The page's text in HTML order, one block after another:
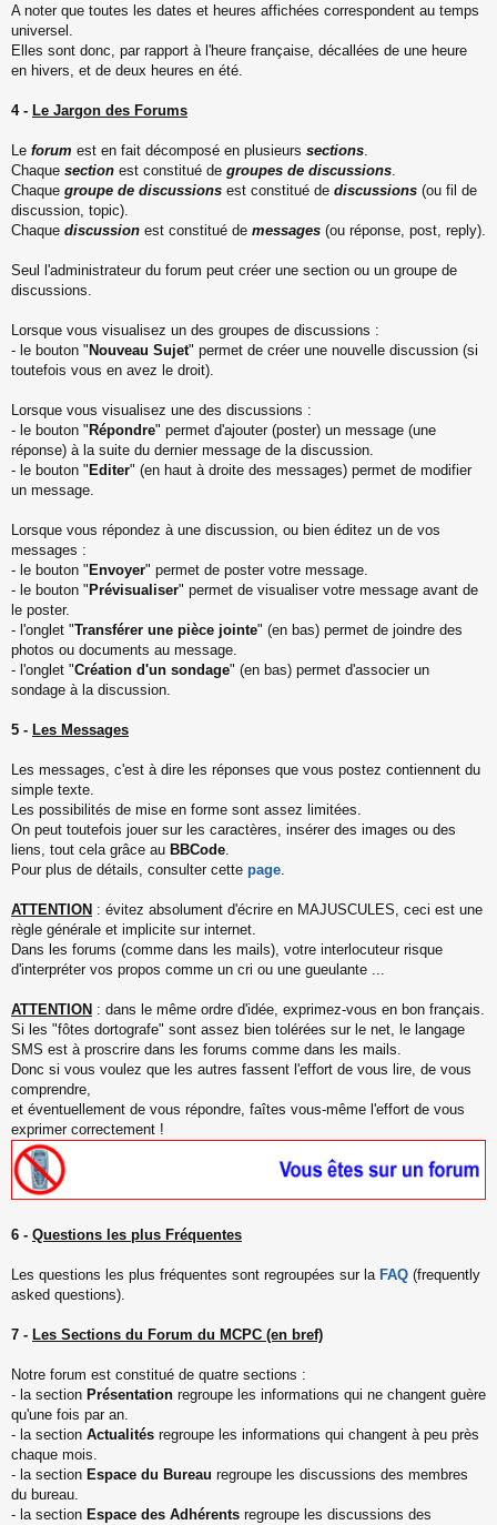
A noter que toutes les dates et heures affichées correspondent au temps
universel.
Elles sont donc, par rapport à l'heure française, décallées de une heure
en hivers, et de deux heures en été.
4 - Le Jargon des Forums
Le forum est en fait décomposé en plusieurs sections
Chaque section est constitué de groupes de discussions
Chaque groupe de discussions est constitué de discussions (ou fil de
discussion, topic).
Chaque discussion est constitué de messages (ou réponse, post, reply).
Seul l'administrateur du forum peut créer une section ou un groupe de
discussions.
Lorsque vous visualisez un des groupes de discussions :
- le bouton "Nouveau Sujet" permet de créer une nouvelle discussion (si
toutefois vous en avez le droit).
Lorsque vous visualisez une des discussions :
- le bouton "Répondre" permet d'ajouter (poster) un message (une
réponse) à la suite du dernier message de la discussion.
- le bouton "Editer" (en haut à droite des messages) permet de modifier
un message.
Lorsque vous répondez à une discussion, ou bien éditez un de vos
messages :
- le bouton "Envoyer" permet de poster votre message.
- le bouton "Prévisualiser" permet de visualiser votre message avant de
le poster.
- l'onglet "Transférer une pièce jointe" (en bas) permet de joindre des
photos ou documents au message.
- l'onglet "Création d'un sondage" (en bas) permet d'associer un
sondage à la discussion.
5 - Les Messages
Les messages, c'est à dire les réponses que vous postez contiennent du
simple texte.
Les possibilités de mise en forme sont assez limitées.
On peut toutefois jouer sur les caractères, insérer des images ou des
liens, tout cela grâce au BBCode
Pour plus de détails, consulter cette page
ATTENTION : évitez absolument d'écrire en MAJUSCULES, ceci est une
règle générale et implicite sur internet.
Dans les forums (comme dans les mails), votre interlocuteur risque
d'interpréter vos propos comme un cri ou une gueulante ...
ATTENTION : dans le même ordre d'idée, exprimez-vous en bon français.
Si les "fôtes dortografe" sont assez bien tolérées sur le net, le langage
SMS est à proscrire dans les forums comme dans les mails.
Donc si vous voulez que les autres fassent l'effort de vous lire, de vous
comprendre,
et éventuellement de vous répondre, faîtes vous-même l'effort de vous
exprimer correctement !
6 - Questions les plus Fréquentes
Les questions les plus fréquentes sont regroupées sur la FAQ (frequently
asked questions).
7 - Les Sections du Forum du MCPC (en bref)
Notre forum est constitué de quatre sections :
- la section Présentation regroupe les informations qui ne changent guère
qu'une fois par an.
- la section Actualités regroupe les informations qui changent à peu près
chaque mois.
- la section Espace du Bureau regroupe les discussions des membres
du bureau.
- la section Espace des Adhérents regroupe les discussions des